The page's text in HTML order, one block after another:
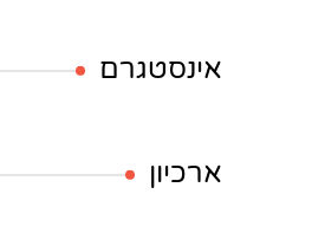
אינסטגרם
ארכיון